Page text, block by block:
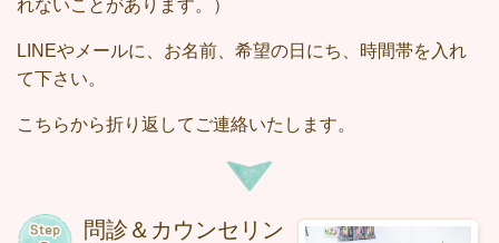
れないことがあります。）
LINEやメールに、お名前、希望の日にち、時間帯を入れ
て下さい。
こちらから折り返してご連絡いたします。
問診＆カウンセリン